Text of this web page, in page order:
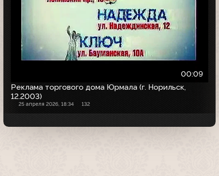
00:09
Реклама торгового дома Юрмала (г. Норильск,
12.2003)
25 апреля 2026, 18:34 132